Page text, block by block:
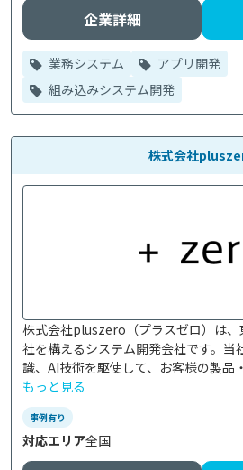
企業詳細
業務システム
アプリ開発
組み込みシステム開発
株式会社
株式会社pluszero（プラスゼロ）は、
社を構えるシステム開発会社です。当
識、AI技術を駆使して、お客様の製品
もっと見る
事例有り
対応エリア全国